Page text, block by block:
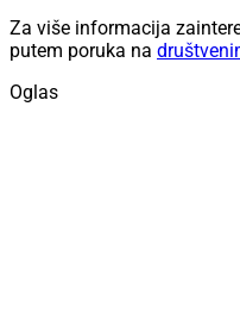
Za više informacija
putem poruka na
Oglas